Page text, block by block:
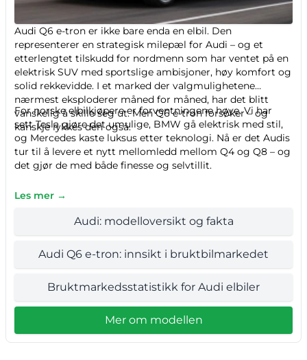
Audi Q6 e-tron er ikke bare enda en elbil. Den
representerer en strategisk milepæl for Audi – og et
etterlengtet tilskudd for nordmenn som har ventet på en
elektrisk SUV med sportslige ambisjoner, høy komfort og
solid rekkevidde. I et marked der valgmulighetene
nærmest eksploderer måned for måned, har det blitt
vanskelig å skille seg ut. Men Q6 e-tron forsøker – og
kanskje lykkes den også.
For norske elbilkjøpere er forventningene høye. Vi har
sett Tesla gjøre det umulige, BMW gå elektrisk med stil,
og Mercedes kaste luksus etter teknologi. Nå er det Audis
tur til å levere et nytt mellomledd mellom Q4 og Q8 – og
det gjør de med både finesse og selvtillit.
Les mer →
Audi: modelloversikt og fakta
Audi Q6 e-tron: innsikt i bruktbilmarkedet
Bruktmarkedsstatistikk for Audi elbiler
Mer om modellen